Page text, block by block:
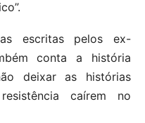
escritas pelos ex-
conta a história
deixar as histórias
caírem no